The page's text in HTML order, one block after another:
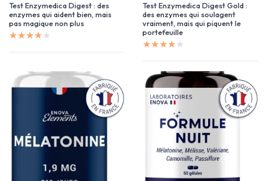
Test Enzymedica Digest : des
enzymes qui aident bien, mais
pas magique non plus
★★★★★
★★★★★
Test Enzymedica Digest Gold :
des enzymes qui soulagent
vraiment, mais qui piquent le
portefeuille
★★★★★
★★★★★